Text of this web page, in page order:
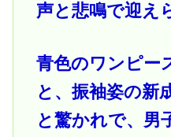
声と悲鳴で迎え
青色のワンピー
と、振袖姿の新
と驚かれで、男